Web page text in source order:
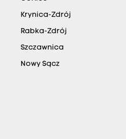
Krynica-Zdrój
Rabka-Zdrój
Szczawnica
Nowy Sącz